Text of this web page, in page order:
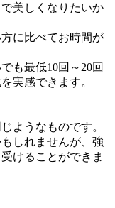
美しくなりたいか
に比べてお時間が
も最低10回～20回
実感できます。
ようなものです。
しれませんが、強
けることができま